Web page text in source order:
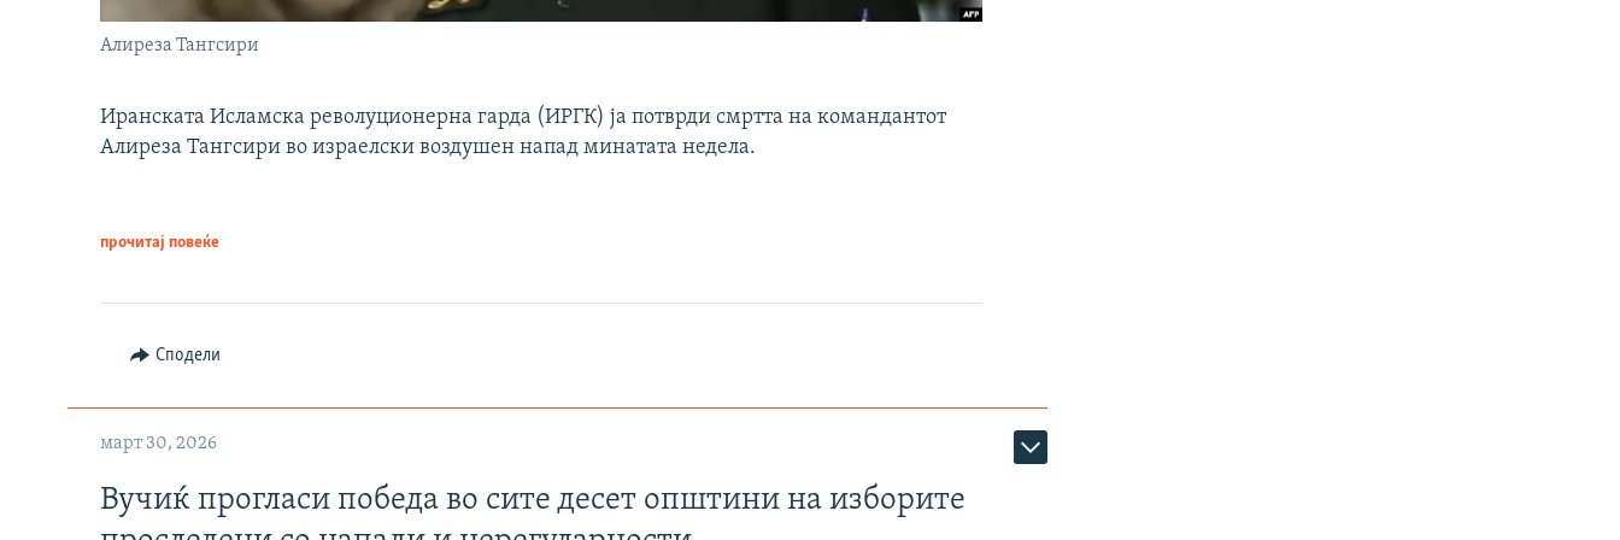
Алиреза Тангсири
Иранската Исламска револуционерна гарда (ИРГК) ја потврди смртта на командантот
Алиреза Тангсири во израелски воздушен напад минатата недела.
прочитај повеќе
Сподели
март 30, 2026
Вучиќ прогласи победа во сите десет општини на изборите